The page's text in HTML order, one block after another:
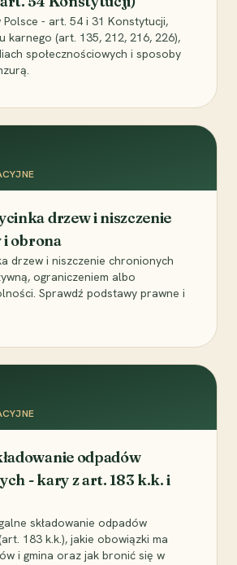
Polsce - art. 54 i 31 Konstytucji,
karnego (art. 135, 212, 216, 226),
społecznościowych i sposoby
drzew i niszczenie
i obrona
drzew i niszczenie chronionych
ograniczeniem albo
Sprawdź podstawy prawne i
odpadów
- kary z art. 183 k.k. i
składowanie odpadów
183 k.k.), jakie obowiązki ma
i gmina oraz jak bronić się w